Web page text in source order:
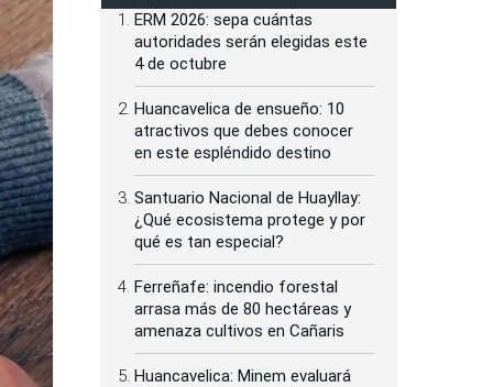
ERM 2026: sepa cuántas
autoridades serán elegidas este
4 de octubre
Huancavelica de ensueño: 10
atractivos que debes conocer
en este espléndido destino
Santuario Nacional de Huayllay:
¿Qué ecosistema protege y por
qué es tan especial?
Ferreñafe: incendio forestal
arrasa más de 80 hectáreas y
amenaza cultivos en Cañaris
Huancavelica: Minem evaluará